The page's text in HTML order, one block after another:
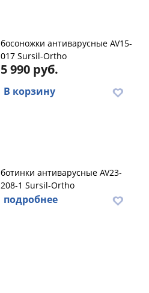
босоножки антиварусные AV15-
017 Sursil-Ortho
5 990 руб.
В корзину
ботинки антиварусные AV23-
208-1 Sursil-Ortho
подробнее